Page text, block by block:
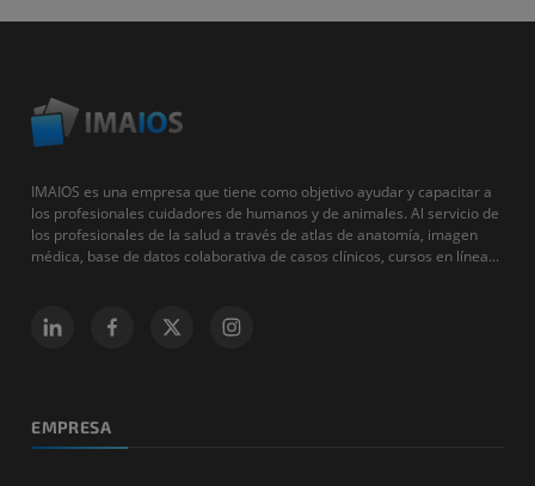
IMAIOS es una empresa que tiene como objetivo ayudar y capacitar a
los profesionales cuidadores de humanos y de animales. Al servicio de
los profesionales de la salud a través de atlas de anatomía, imagen
médica, base de datos colaborativa de casos clínicos, cursos en línea...
EMPRESA